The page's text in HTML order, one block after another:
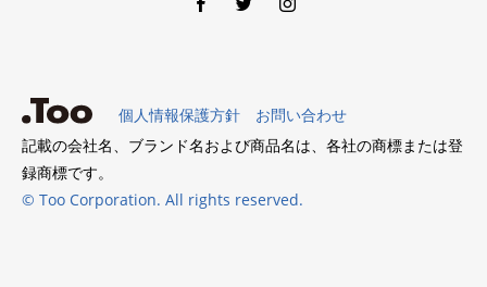
個人情報保護方針
お問い合わせ
記載の会社名、ブランド名および商品名は、各社の商標または登
録商標です。
© Too Corporation. All rights reserved.